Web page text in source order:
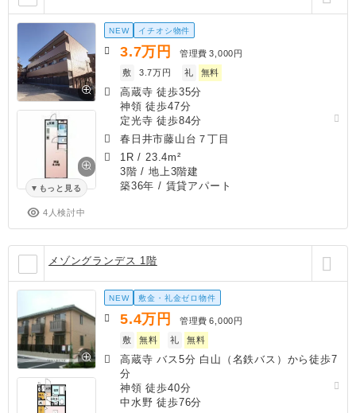
もっと見る
4人検討中
NEW イチオシ物件
3.7万円 管理費 3,000円
敷
3.7万円 礼 無料
高蔵寺 徒歩35分
神領 徒歩47分
定光寺 徒歩84分
春日井市藤山台７丁目
1R / 23.4m²
3階 / 地上3階建
築36年 / 賃貸アパート
メゾングランデス 1階
NEW 敷金・礼金ゼロ物件
5.4万円 管理費 6,000円
敷
無料 礼 無料
高蔵寺 バス5分 白山（名鉄バス）から徒歩7
分
神領 徒歩40分
中水野 徒歩76分